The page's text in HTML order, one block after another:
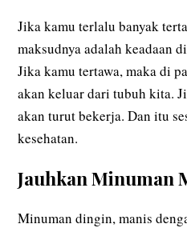
Jika kamu terlalu banyak
maksudnya adalah keadaan
Jika kamu tertawa, maka di
akan keluar dari tubuh kita.
akan turut bekerja. Dan itu
kesehatan.
Jauhkan Minuman
Minuman dingin, manis